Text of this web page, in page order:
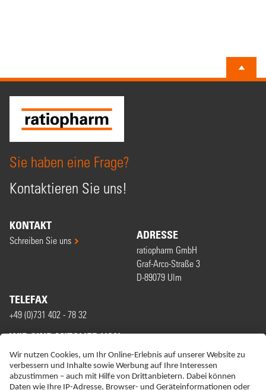
Sie haben eine Frage?
Kontaktieren Sie uns!
KONTAKT
Schreiben Sie uns ADRESSE
ratiopharm GmbH
Graf-Arco-Straße 3
D-89079 Ulm
TELEFAX
+49 (0)731 402 - 78 32
WIR SIND MITGLIED VON